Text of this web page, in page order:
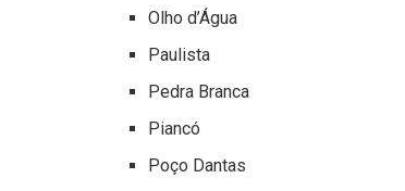
Olho d’Água
Paulista
Pedra Branca
Piancó
Poço Dantas